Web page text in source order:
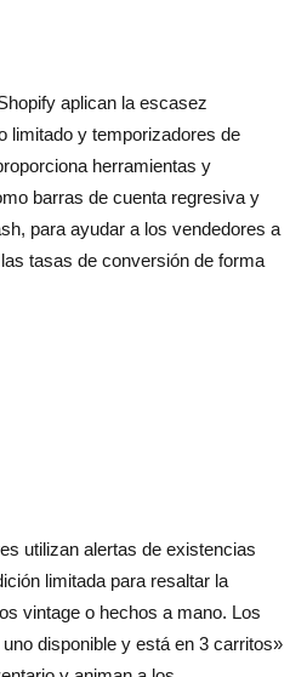
aplican la escasez
limitado y temporizadores de
herramientas y
barras de cuenta regresiva y
para ayudar a los vendedores a
tasas de conversión de forma
utilizan alertas de existencias
limitada para resaltar la
vintage o hechos a mano. Los
disponible y está en 3 carritos»